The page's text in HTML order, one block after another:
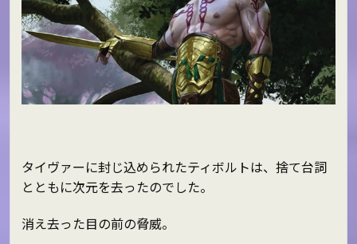
タイヴァーに封じ込められたティボルトは、捨て台詞
とともに次元を去ったのでした。
消え去った目の前の脅威。